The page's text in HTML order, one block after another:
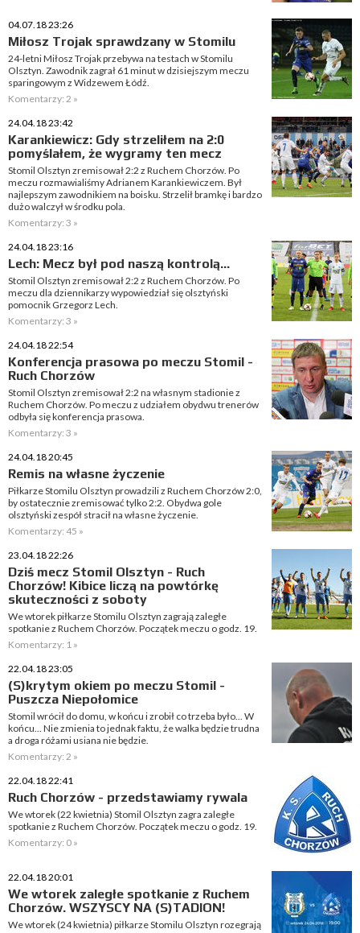
04.07.18 23:26
Miłosz Trojak sprawdzany w Stomilu
24-letni Miłosz Trojak przebywa na testach w Stomilu
Olsztyn. Zawodnik zagrał 61 minut w dzisiejszym meczu
sparingowym z Widzewem Łódź.
Komentarzy: 2 »
24.04.18 23:42
Karankiewicz: Gdy strzeliłem na 2:0
pomyślałem, że wygramy ten mecz
Stomil Olsztyn zremisował 2:2 z Ruchem Chorzów. Po
meczu rozmawialiśmy Adrianem Karankiewiczem. Był
najlepszym zawodnikiem na boisku. Strzelił bramkę i bardzo
dużo walczył w środku pola.
Komentarzy: 3 »
24.04.18 23:16
Lech: Mecz był pod naszą kontrolą...
Stomil Olsztyn zremisował 2:2 z Ruchem Chorzów. Po
meczu dla dziennikarzy wypowiedział się olsztyński
pomocnik Grzegorz Lech.
Komentarzy: 3 »
24.04.18 22:54
Konferencja prasowa po meczu Stomil -
Ruch Chorzów
Stomil Olsztyn zremisował 2:2 na własnym stadionie z
Ruchem Chorzów. Po meczu z udziałem obydwu trenerów
odbyła się konferencja prasowa.
Komentarzy: 3 »
24.04.18 20:45
Remis na własne życzenie
Piłkarze Stomilu Olsztyn prowadzili z Ruchem Chorzów 2:0,
by ostatecznie zremisować tylko 2:2. Obydwa gole
olsztyński zespół stracił na własne życzenie.
Komentarzy: 45 »
23.04.18 22:26
Dziś mecz Stomil Olsztyn - Ruch
Chorzów! Kibice liczą na powtórkę
skuteczności z soboty
We wtorek piłkarze Stomilu Olsztyn zagrają zaległe
spotkanie z Ruchem Chorzów. Początek meczu o godz. 19.
Komentarzy: 1 »
22.04.18 23:05
(S)krytym okiem po meczu Stomil -
Puszcza Niepołomice
Stomil wrócił do domu, w końcu i zrobił co trzeba było... W
końcu... Nie zmienia to jednak faktu, że walka będzie trudna
a droga różami usiana nie będzie.
Komentarzy: 2 »
22.04.18 22:41
Ruch Chorzów - przedstawiamy rywala
We wtorek (22 kwietnia) Stomil Olsztyn zagra zaległe
spotkanie z Ruchem Chorzów. Początek meczu o godz. 19.
Komentarzy: 0 »
22.04.18 20:01
We wtorek zaległe spotkanie z Ruchem
Chorzów. WSZYSCY NA (S)TADION!
We wtorek (24 kwietnia) piłkarze Stomilu Olsztyn rozegrają